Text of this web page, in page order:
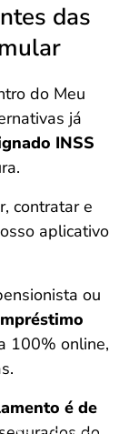
das
do Meu
já
INSS
contratar e
aplicativo
ou
100% online,
é de